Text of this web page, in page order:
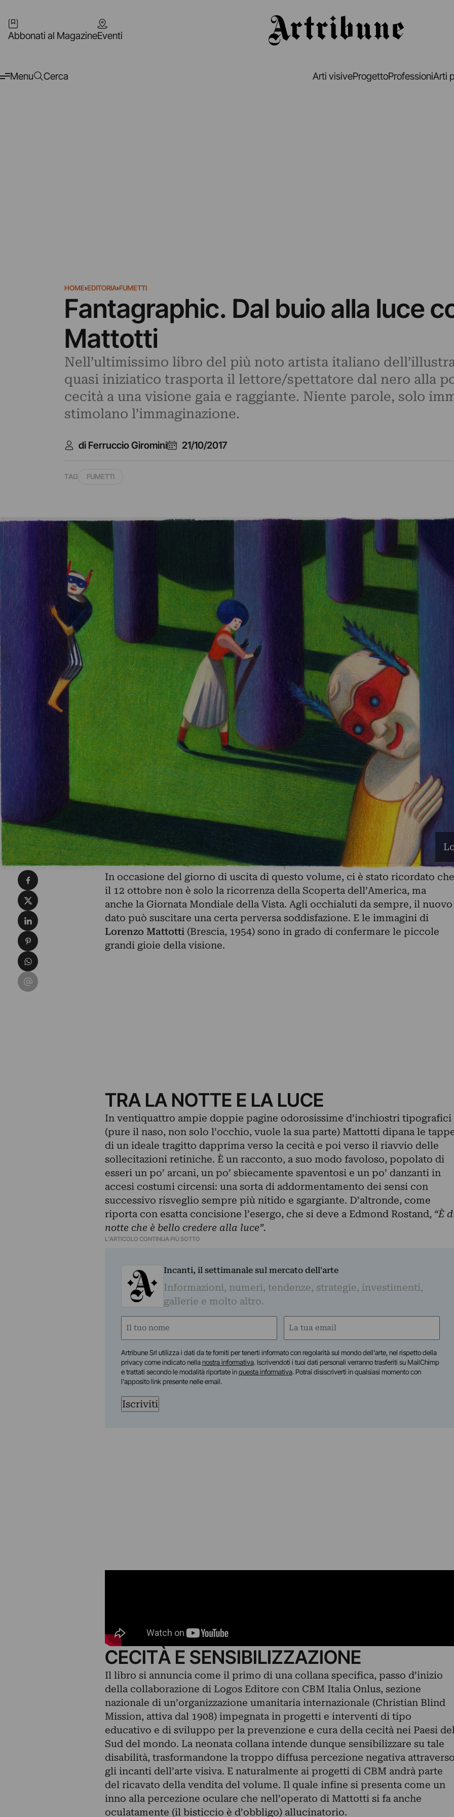
Abbonati al MagazineEventi
Menu Cerca Arti visiveProgettoProfessioniArti
HOME›EDITORIA›FUMETTI
Fantagraphic. Dal buio alla luce
Mattotti
Nell’ultimissimo libro del più noto artista italiano
quasi iniziatico trasporta il lettore/spettatore dal nero alla
cecità a una visione gaia e raggiante. Niente parole, solo
stimolano l’immaginazione.
di Ferruccio Giromini 21/10/2017
TAG FUMETTI
In occasione del giorno di uscita di questo volume, ci è stato ricordato che
il 12 ottobre non è solo la ricorrenza della Scoperta dell’America, ma
anche la Giornata Mondiale della Vista. Agli occhialuti da sempre, il nuovo
dato può suscitare una certa perversa soddisfazione. E le immagini di
Lorenzo Mattotti(Brescia, 1954) sono in grado di confermare le piccole
grandi gioie della visione.
TRA LA NOTTE E LA LUCE
In ventiquattro ampie doppie pagine odorosissime d’inchiostri tipografici
(pure il naso, non solo l’occhio, vuole la sua parte) Mattotti dipana le
di un ideale tragitto dapprima verso la cecità e poi verso il riavvio delle
sollecitazioni retiniche. È un racconto, a suo modo favoloso, popolato di
esseri un po’ arcani, un po’ sbiecamente spaventosi e un po’ danzanti in
accesi costumi circensi: una sorta di addormentamento dei sensi con
successivo risveglio sempre più nitido e sgargiante. D’altronde, come
riporta con esatta concisione l’esergo, che si deve a Edmond Rostand, “È
notte che è bello credere alla luce”.
L'ARTICOLO CONTINUA PIÙ SOTTO
Incanti, il settimanale sul mercato dell'arte
Informazioni, numeri, tendenze, strategie, investimenti,
gallerie e molto altro.
Nome
Email
Artribune Srl utilizza i dati da te forniti per tenerti informato con regolarità sul mondo dell'arte, nel rispetto della
privacy come indicato nellanostra informativa. Iscrivendoti i tuoi dati personali verranno trasferiti su MailChimp
e trattati secondo le modalità riportate inquesta informativa. Potrai disiscriverti in qualsiasi momento con
l'apposito link presente nelle email.
Iscriviti
CECITÀ E SENSIBILIZZAZIONE
Il libro si annuncia come il primo di una collana specifica, passo d’inizio
della collaborazione di Logos Editore con CBM Italia Onlus, sezione
nazionale di un’organizzazione umanitaria internazionale (Christian Blind
Mission, attiva dal 1908) impegnata in progetti e interventi di tipo
educativo e di sviluppo per la prevenzione e cura della cecità nei Paesi
Sud del mondo. La neonata collana intende dunque sensibilizzare su tale
disabilità, trasformandone la troppo diffusa percezione negativa
gli incanti dell’arte visiva. E naturalmente ai progetti di CBM andrà parte
del ricavato della vendita del volume. Il quale infine si presenta come un
inno alla percezione oculare che nell’operato di Mattotti si fa anche
oculatamente (il bisticcio è d’obbligo) allucinatorio.
Condividi su Facebook
Condividi su X
Condividi su LinkedIn
Condividi su Pinterest
Condividi su WhatsApp
Condividi su Email